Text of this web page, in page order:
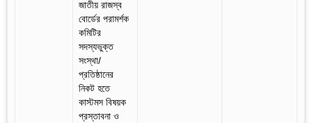
জাতীয় রাজস্ব
বোর্ডের পরামর্শক
কমিটির
সদস্যভুক্ত
সংস্থা/
প্রতিষ্ঠানের
নিকট হতে
কাস্টমস বিষয়ক
প্রস্তাবনা ও